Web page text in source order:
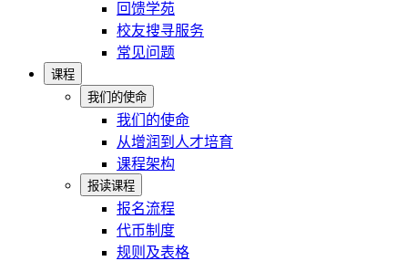
回馈学苑
校友搜寻服务
常见问题
课程
我们的使命
我们的使命
从增润到人才培育
课程架构
报读课程
报名流程
代币制度
规则及表格